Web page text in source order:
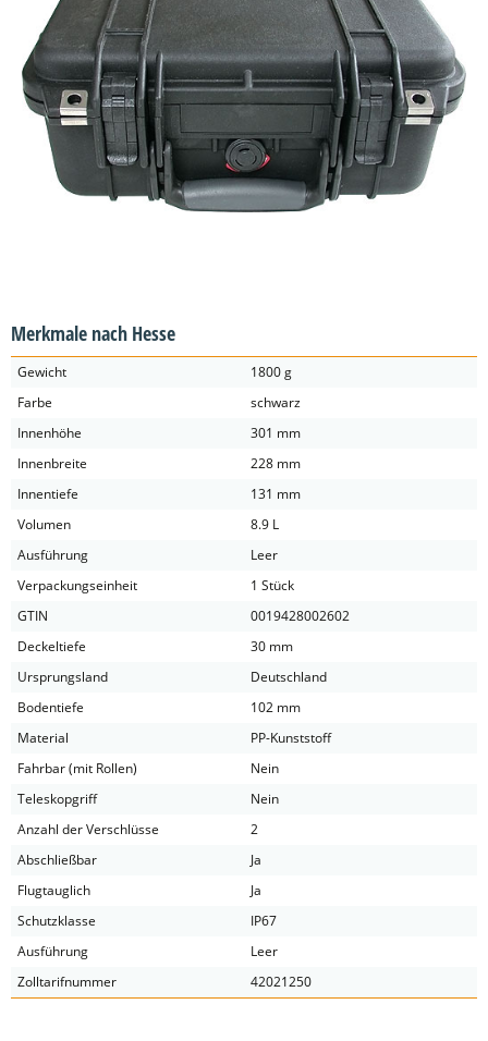
Merkmale nach Hesse
Gewicht
1800 g
Farbe
schwarz
Innenhöhe
301 mm
Innenbreite
228 mm
Innentiefe
131 mm
Volumen
8.9 L
Ausführung
Leer
Verpackungseinheit
1 Stück
GTIN
0019428002602
Deckeltiefe
30 mm
Ursprungsland
Deutschland
Bodentiefe
102 mm
Material
PP-Kunststoff
Fahrbar (mit Rollen)
Nein
Teleskopgriff
Nein
Anzahl der Verschlüsse
2
Abschließbar
Ja
Flugtauglich
Ja
Schutzklasse
IP67
Ausführung
Leer
Zolltarifnummer
42021250